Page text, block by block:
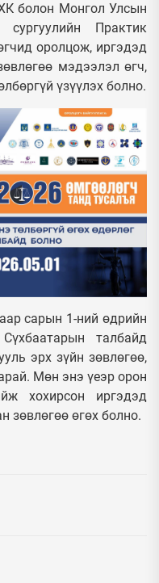
болон Монгол Улсын
Практик
оролцож, иргэдэд
мэдээлэл өгч,
үзүүлэх болно.
сарын 1-ний өдрийн
талбайд
эрх зүйн зөвлөгөө,
Мөн энэ үеэр орон
хохирсон иргэдэд
зөвлөгөө өгөх болно.